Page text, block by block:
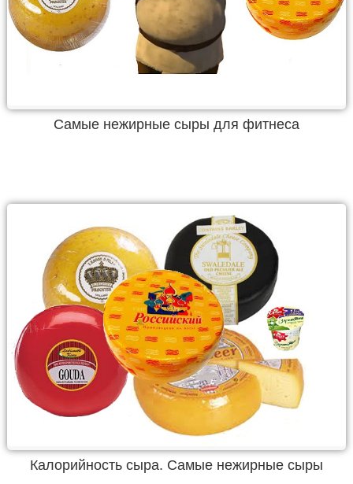
Самые нежирные сыры для фитнеса
Калорийность сыра. Самые нежирные сыры